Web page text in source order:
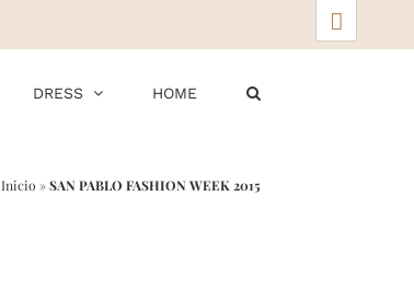
DRESS HOME
Inicio »SAN PABLO FASHION WEEK 2015